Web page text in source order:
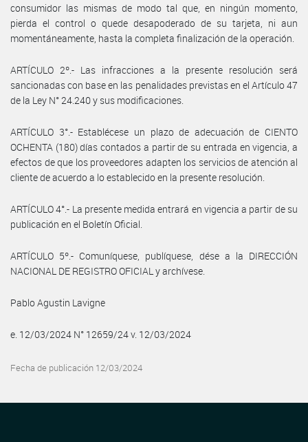
consumidor las mismas de modo tal que, en ningún momento,
pierda el control o quede desapoderado de su tarjeta, ni aun
momentáneamente, hasta la completa finalización de la operación.
ARTÍCULO 2º.- Las infracciones a la presente resolución será
sancionadas con base en las penalidades previstas en el Artículo 47
de la Ley N° 24.240 y sus modificaciones.
ARTÍCULO 3°.- Establécese un plazo de adecuación de CIENTO
OCHENTA (180) días contados a partir de su entrada en vigencia, a
efectos de que los proveedores adapten los servicios de atención al
cliente de acuerdo a lo establecido en la presente resolución.
ARTÍCULO 4°.- La presente medida entrará en vigencia a partir de su
publicación en el Boletín Oficial.
ARTÍCULO 5º.- Comuníquese, publíquese, dése a la DIRECCIÓN
NACIONAL DE REGISTRO OFICIAL y archívese.
Pablo Agustin Lavigne
e. 12/03/2024 N° 12659/24 v. 12/03/2024
Fecha de publicación 12/03/2024